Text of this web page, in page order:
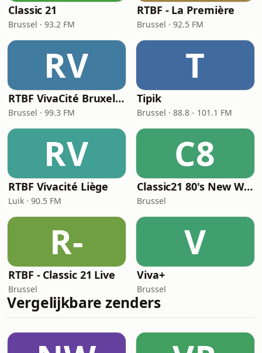
Classic 21
Brussel · 93.2 FM
RTBF - La Première
Brussel · 92.5 FM
RV
RTBF VivaCité Bruxelles
Brussel · 99.3 FM
T
Tipik
Brussel · 88.8 - 101.1 FM
RV
RTBF Vivacité Liège
Luik · 90.5 FM
C8
Classic21 80's New Wave
Brussel
R-
RTBF - Classic 21 Live
Brussel
V
Viva+
Brussel
Vergelijkbare zenders